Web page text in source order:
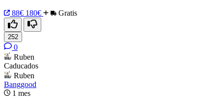
88€ 180€ Gratis
252
0
Ruben
Caducados
Ruben
Banggood
1 mes